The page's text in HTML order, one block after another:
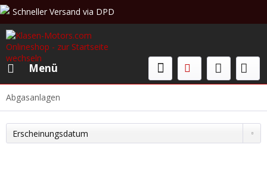
Schneller Versand via DPD
Beratung & Verkauf: +49 (0)208 62 67 34 02
Menü
Abgasanlagen